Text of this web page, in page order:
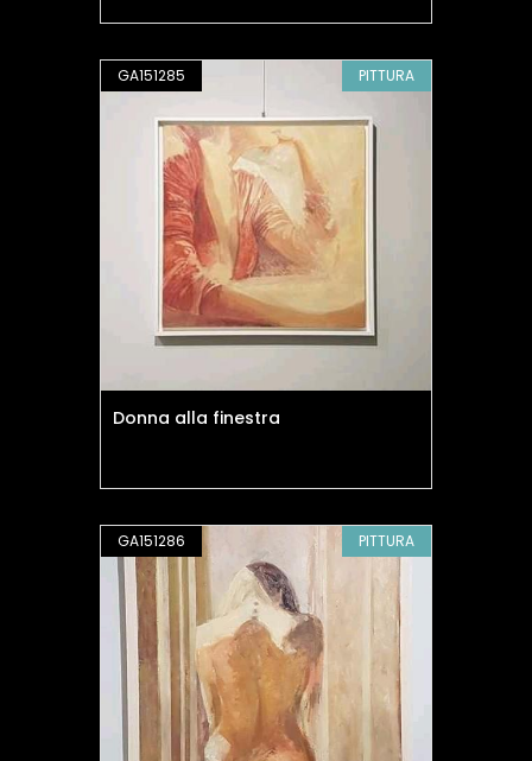
GA151285 PITTURA
Donna alla finestra
GA151286 PITTURA